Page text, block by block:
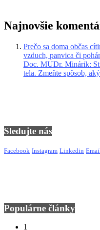
Najnovšie
Prečo sa doma občas
vzduch, panvica či
Doc. MUDr. Minárik:
tela. Zmeňte spôsob,
Sledujte nás
Facebook Instagram Linkedin
Populárne články
1